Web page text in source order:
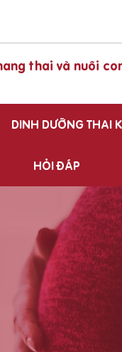
thai và nuôi
DINH DƯỠNG THAI
HỎI ĐÁP